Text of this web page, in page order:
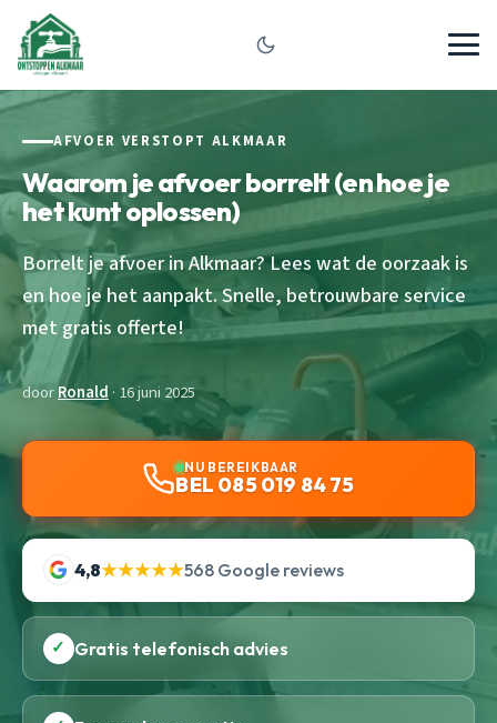
AFVOER VERSTOPT ALKMAAR
Waarom je afvoer borrelt (en hoe je
het kunt oplossen)
Borrelt je afvoer in Alkmaar? Lees wat de oorzaak is
en hoe je het aanpakt. Snelle, betrouwbare service
met gratis offerte!
doorRonald · 16 juni 2025
NU BEREIKBAAR
BEL 085 019 84 75
4,8★★★★★568 Google reviews
✓ Gratis telefonisch advies